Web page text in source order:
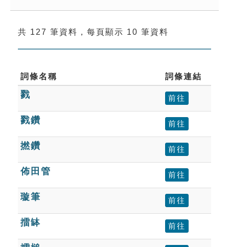
成語故事
索引選單
單字索引
生命大百科索引
遊戲專區
教學應用
貓頭鷹博士
共 127 筆資料，每頁顯示 10 筆資料
詞條名稱 詞條連結
戮 前往
戮鑽 前往
撚鑽 前往
佈田管 前往
璇筆 前往
擂缽 前往